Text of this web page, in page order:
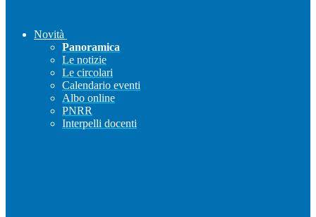
Novità
Panoramica
Le notizie
Le circolari
Calendario eventi
Albo online
PNRR
Interpelli docenti